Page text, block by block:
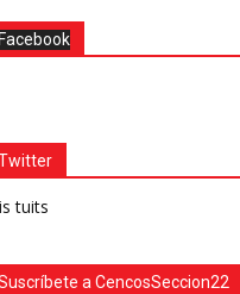
Facebook
tuits
a CencosSeccion22